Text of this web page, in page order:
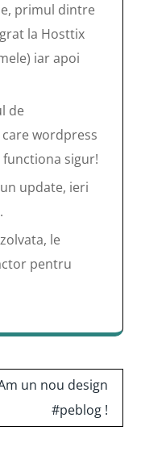
primul dintre
la Hosttix
iar apoi
de
wordpress
sigur!
update, ieri
le
pentru
un nou design
#peblog !